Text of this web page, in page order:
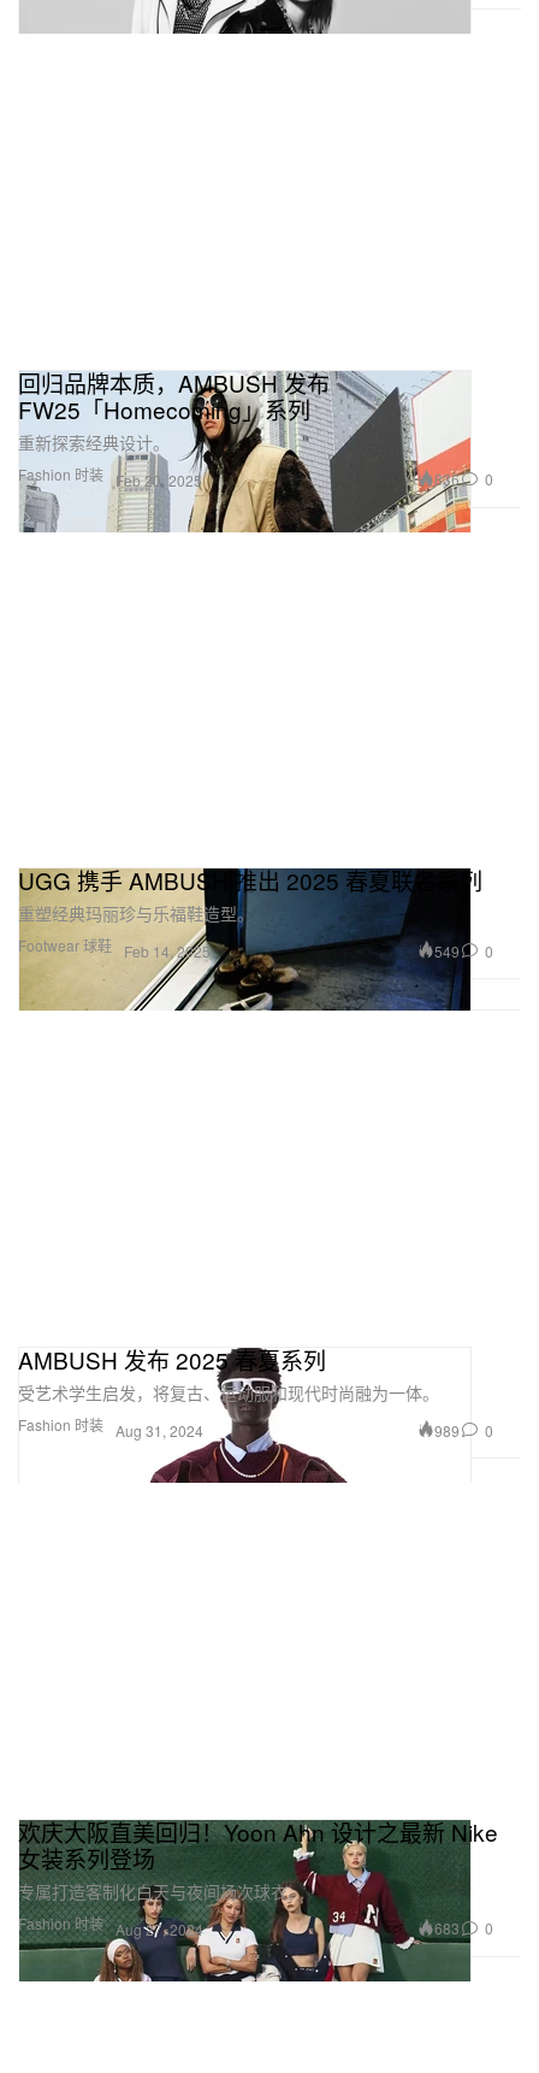
Fashion 时装
回归品牌本质，AMBUSH 发布
FW25「Homecoming」系列
重新探索经典设计。
Feb 20, 2025 836 0
Footwear 球鞋
UGG 携手 AMBUSH 推出 2025 春夏联名系列
重塑经典玛丽珍与乐福鞋造型。
Feb 14, 2025 549 0
Fashion 时装
AMBUSH 发布 2025 春夏系列
受艺术学生启发，将复古、运动服和现代时尚融为一体。
Aug 31, 2024 989 0
Fashion 时装
欢庆大阪直美回归！Yoon Ahn 设计之最新 Nike
女装系列登场
专属打造客制化白天与夜间场次球衣。
Aug 27, 2024 683 0